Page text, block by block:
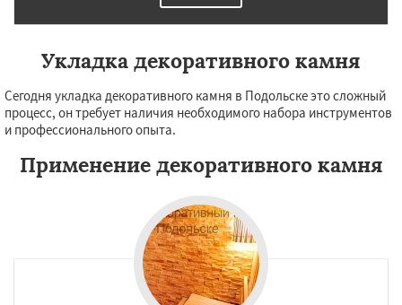
Укладка декоративного камня
Сегодня укладка декоративного камня в Подольске это сложный
процесс, он требует наличия необходимого набора инструментов
и профессионального опыта.
Применение декоративного камня